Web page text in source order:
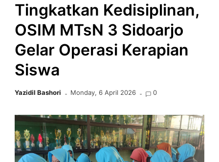
Tingkatkan Kedisiplinan,
OSIM MTsN 3 Sidoarjo
Gelar Operasi Kerapian
Siswa
Yazidil Bashori Monday, 6 April 2026 0